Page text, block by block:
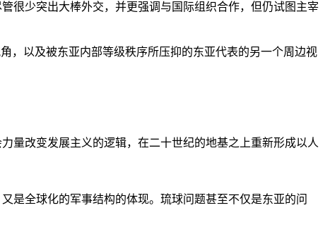
很少突出大棒外交，并更强调与国际组织合作，但仍试图主宰
，以及被东亚内部等级秩序所压抑的东亚代表的另一个周边视
量改变发展主义的逻辑，在二十世纪的地基之上重新形成以人
是全球化的军事结构的体现。琉球问题甚至不仅是东亚的问